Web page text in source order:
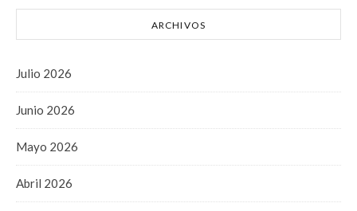
ARCHIVOS
Julio 2026
Junio 2026
Mayo 2026
Abril 2026